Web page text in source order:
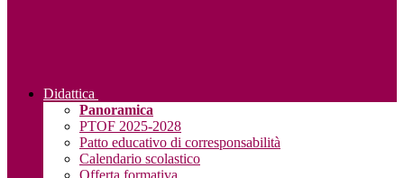
Didattica
Panoramica
PTOF 2025-2028
Patto educativo di corresponsabilità
Calendario scolastico